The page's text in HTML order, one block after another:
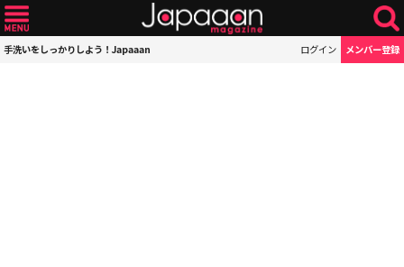
手洗いをしっかりしよう！Japaaan ログイン メンバー登録